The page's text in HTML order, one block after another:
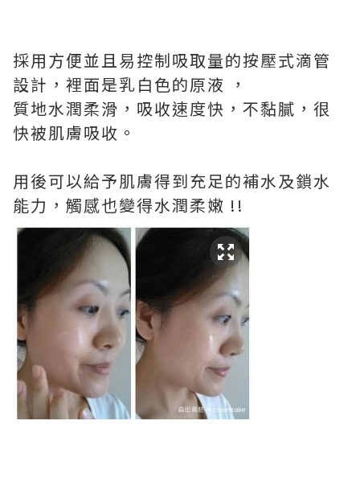
採用方便並且易控制吸取量的按壓式滴管
設計，裡面是乳白色的原液 ，
質地水潤柔滑，吸收速度快，不黏膩，很
快被肌膚吸收。
用後可以給予肌膚得到充足的補水及鎖水
能力，觸感也變得水潤柔嫩 !!